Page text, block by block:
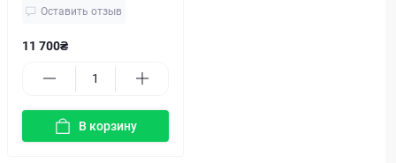
Оставить отзыв
11 700₴
В корзину